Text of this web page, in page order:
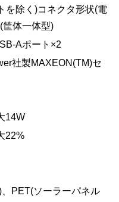
を除く)コネクタ形状(電
筐体一体型)
Aポート×2
社製MAXEON(TM)セ
14W
22%
PET(ソーラーパネル